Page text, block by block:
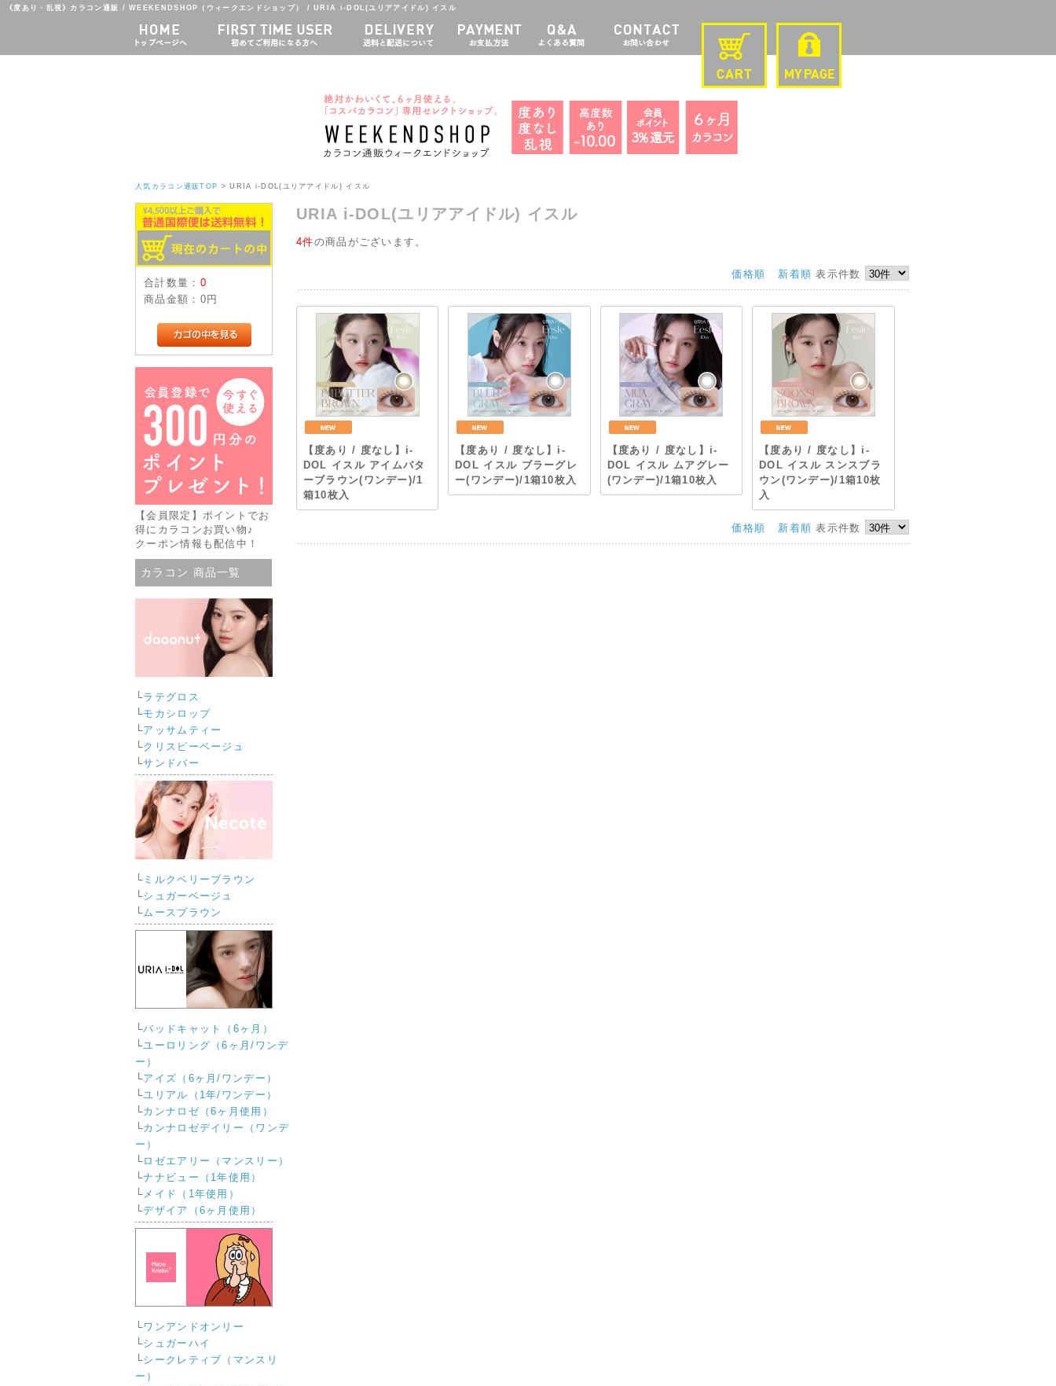
《度あり・乱視》カラコン通販 / WEEKENDSHOP（ウィークエンドショップ） / URIA i-DOL(ユリアアイドル) イスル
人気カラコン通販TOP > URIA i-DOL(ユリアアイドル) イスル
合計数量： 0
商品金額： 0円
【会員限定】ポイントでお
得にカラコンお買い物♪
クーポン情報も配信中！
カラコン 商品一覧
└ラテグロス
└モカシロップ
└アッサムティー
└クリスピーベージュ
└サンドバー
└ ミルクベリーブラウン
└シュガーベージュ
└ムースブラウン
└バッドキャット（6ヶ月）
└ユーロリング（6ヶ月/ワンデ
ー）
└アイズ（6ヶ月/ワンデー）
└ユリアル（1年/ワンデー）
└カンナロゼ（6ヶ月使用）
└カンナロゼデイリー（ワンデ
ー）
└ロゼエアリー（マンスリー）
└ナナビュー（1年使用）
└メイド（1年使用）
└デザイア（6ヶ月使用）
└ワンアンドオンリー
└シュガーハイ
└シークレティブ（マンスリ
ー）
URIA i-DOL(ユリアアイドル) イスル
4件の商品がございます。
価格順 新着順 表示件数
【度あり / 度なし】i-
DOL イスル アイムバタ
ーブラウン(ワンデー)/1
箱10枚入
【度あり / 度なし】i-
DOL イスル ブラーグレ
ー(ワンデー)/1箱10枚入
【度あり / 度なし】i-
DOL イスル ムアグレー
(ワンデー)/1箱10枚入
【度あり / 度なし】i-
DOL イスル スンスブラ
ウン(ワンデー)/1箱10枚
入
価格順 新着順 表示件数